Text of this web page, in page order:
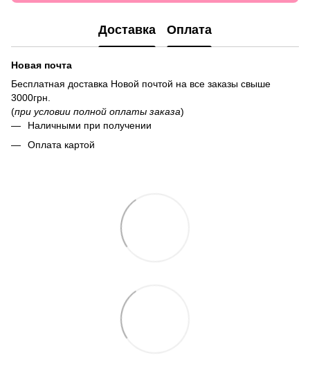
Доставка Оплата
Новая почта
Бесплатная доставка Новой почтой на все заказы свыше
3000грн.
(при условии полной оплаты заказа)
Наличными при получении
Оплата картой